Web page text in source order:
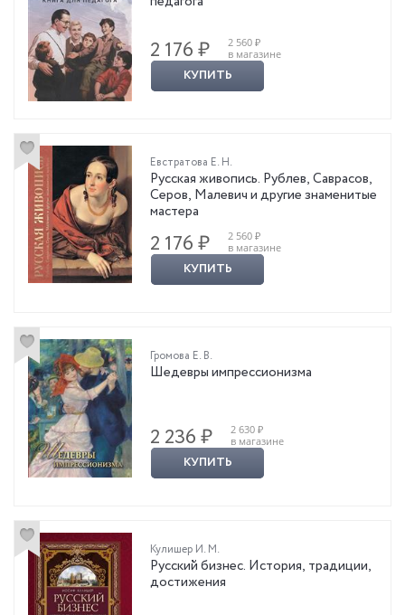
2 176 ₽
2 560 ₽
в магазине
КУПИТЬ
Евстратова Е. Н.
Русская живопись. Рублев, Саврасов,
Серов, Малевич и другие знаменитые
мастера
2 176 ₽
2 560 ₽
в магазине
КУПИТЬ
Громова Е. В.
Шедевры импрессионизма
2 236 ₽
2 630 ₽
в магазине
КУПИТЬ
Кулишер И. М.
Русский бизнес. История, традиции,
достижения